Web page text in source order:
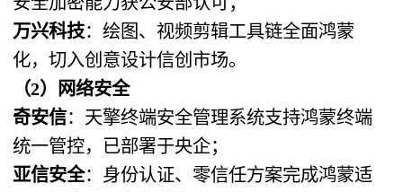
万兴科技：绘图、视频剪辑工具链全面鸿蒙
化，切入创意设计信创市场。
（2）网络安全
奇安信：天擎终端安全管理系统支持鸿蒙终端
统一管控，已部署于央企；
亚信安全：身份认证、零信任方案完成鸿蒙适